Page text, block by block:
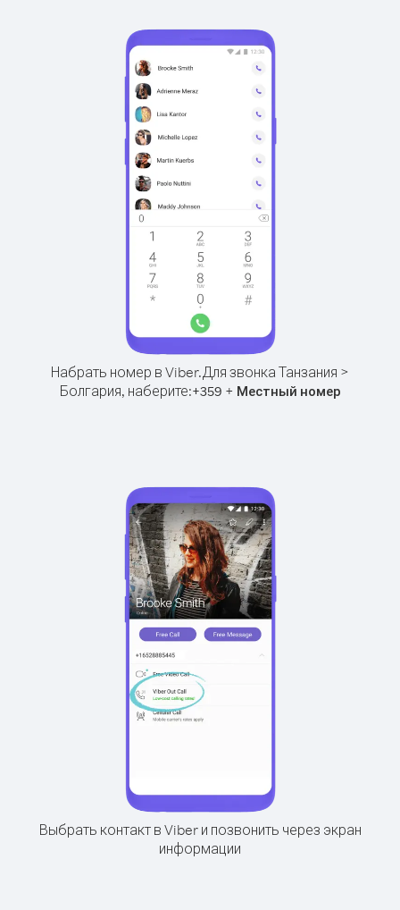
Набрать номер в Viber.Для звонка Танзания >
Болгария, наберите:+359 + Местный номер
Выбрать контакт в Viber и позвонить через экран
информации